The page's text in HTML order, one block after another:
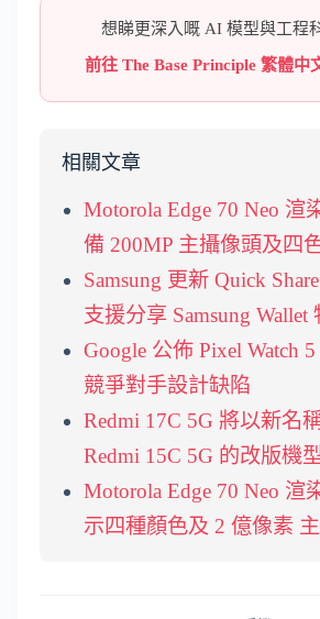
想睇更深入嘅 AI 模型與工程
前往 The Base Principle 繁體
相關文章
Motorola Edge 70 Neo 渲
備 200MP 主攝像頭及四
Samsung 更新 Quick
支援分享 Samsung Wallet
Google 公佈 Pixel Watch
競爭對手設計缺陷
Redmi 17C 5G 將以新名
Redmi 15C 5G 的改版機
Motorola Edge 70 Neo 渲
示四種顏色及 2 億像素